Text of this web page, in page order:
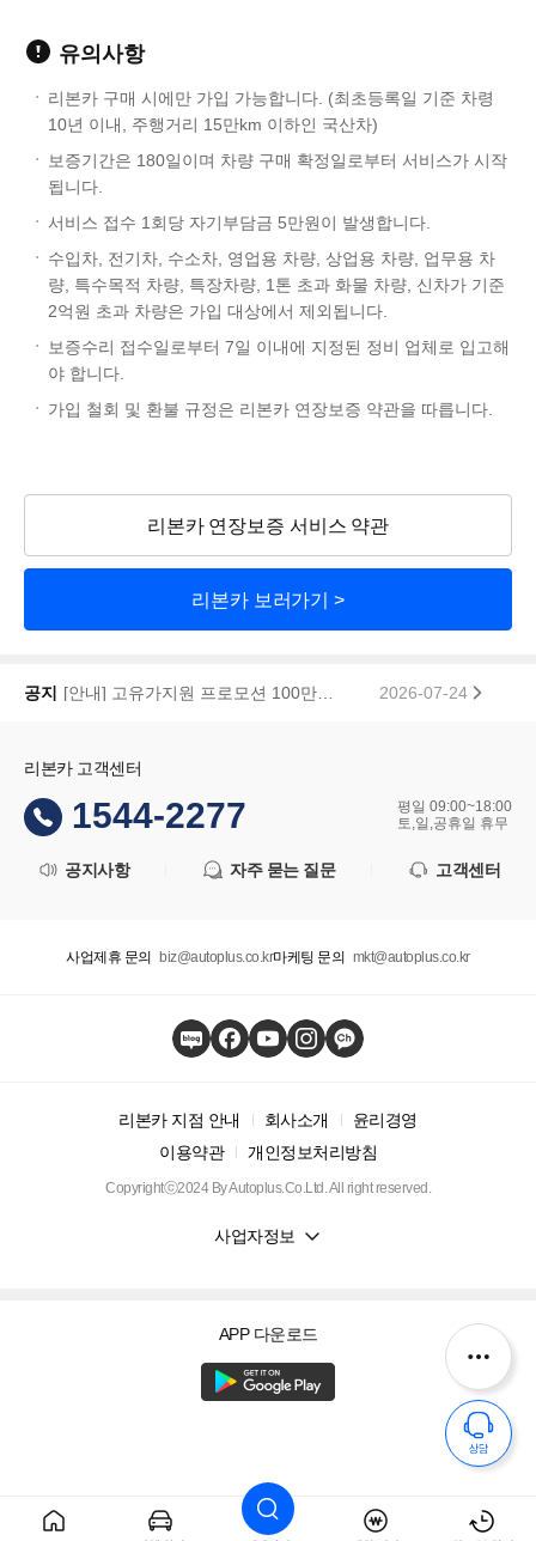
유의사항
리본카 구매 시에만 가입 가능합니다. (최초등록일 기준 차령
10년 이내, 주행거리 15만km 이하인 국산차)
보증기간은 180일이며 차량 구매 확정일로부터 서비스가 시작
됩니다.
서비스 접수 1회당 자기부담금 5만원이 발생합니다.
수입차, 전기차, 수소차, 영업용 차량, 상업용 차량, 업무용 차
량, 특수목적 차량, 특장차량, 1톤 초과 화물 차량, 신차가 기준
2억원 초과 차량은 가입 대상에서 제외됩니다.
보증수리 접수일로부터 7일 이내에 지정된 정비 업체로 입고해
야 합니다.
가입 철회 및 환불 규정은 리본카 연장보증 약관을 따릅니다.
리본카 연장보증 서비스 약관
리본카 보러가기 >
공지 리본카, 「2026 대한민국 브랜드 명예의 전당」 중고차 플랫폼 부문 대상 수상 2026-01-22
리본카 고객센터
1544-2277
평일 09:00~18:00
토,일,공휴일 휴무
공지사항 자주 묻는 질문 고객센터
사업제휴 문의 biz@autoplus.co.kr마케팅 문의 mkt@autoplus.co.kr
리본카 지점 안내 회사소개
윤리경영
이용약관
개인정보처리방침
Copyrightⓒ2024 By Autoplus.Co.Ltd. All right reserved.
사업자정보
APP 다운로드